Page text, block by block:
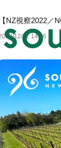
【NZ視察2022／
12/27 14:06